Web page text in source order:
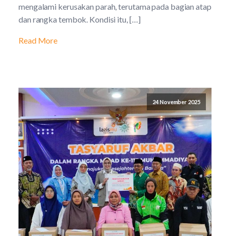
mengalami kerusakan parah, terutama pada bagian atap
dan rangka tembok. Kondisi itu, […]
Read More
24 November 2025